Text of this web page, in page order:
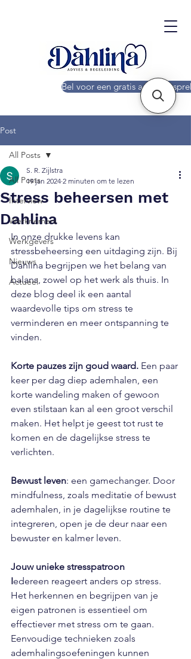
Bel voor een gratis
Post
All Posts
Interview
Werknemers
Werkgevers
Nieuws
Actueel
All Posts
Stress beheersen met
Dahlina
S. R. Zijlstra
19 jan 2024 2 minuten om te lezen
In onze drukke levens kan
stressbeheersing een uitdaging zijn. Bij
Dahlina begrijpen we het belang van
balans, zowel op het werk als thuis. In
deze blog deel ik een aantal
waardevolle tips om stress te
verminderen en meer ontspanning te
vinden.
Korte pauzes zijn goud waard. Een paar
keer per dag diep ademhalen, een
korte wandeling maken of gewoon
even stilstaan kan al een groot verschil
maken. Het helpt je geest tot rust te
komen en de dagelijkse stress te
verlichten.
Bewust leven: een gamechanger. Door
mindfulness, zoals meditatie of bewust
ademhalen, in je dagelijkse routine te
integreren, open je de deur naar een
bewuster en kalmer leven.
Jouw unieke stresspatroon
Iedereen reageert anders op stress.
Het herkennen en begrijpen van je
eigen patronen is essentieel om
effectiever met stress om te gaan.
Eenvoudige technieken zoals
ademhalingsoefeningen kunnen